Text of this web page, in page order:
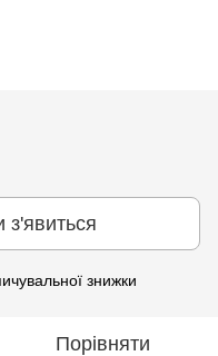
з'явиться
знижки
Порівняти